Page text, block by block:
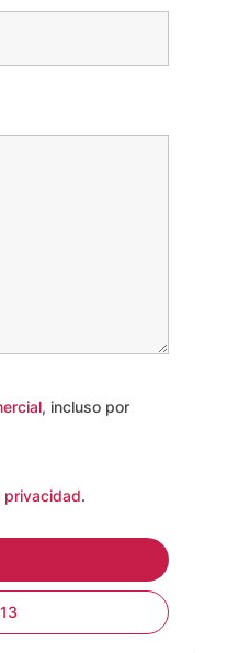
, incluso por
privacidad.